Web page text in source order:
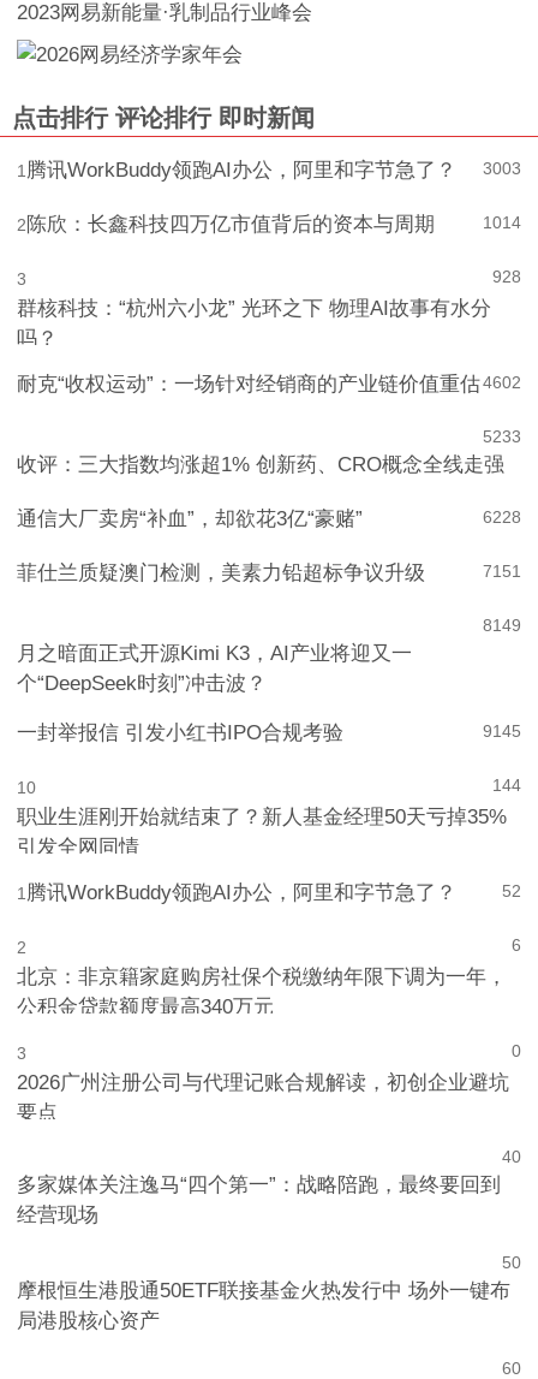
2023网易新能量·乳制品行业峰会
点击排行 评论排行 即时新闻
3003
1 腾讯WorkBuddy领跑AI办公，阿里和字节急了？
1014
2 陈欣：长鑫科技四万亿市值背后的资本与周期
928
3
群核科技：“杭州六小龙” 光环之下 物理AI故事有水分
吗？
602
4
耐克“收权运动”：一场针对经销商的产业链价值重估
233
5
收评：三大指数均涨超1% 创新药、CRO概念全线走强
228
6
通信大厂卖房“补血”，却欲花3亿“豪赌”
151
7
菲仕兰质疑澳门检测，美素力铅超标争议升级
149
8
月之暗面正式开源Kimi K3，AI产业将迎又一
个“DeepSeek时刻”冲击波？
145
9
一封举报信 引发小红书IPO合规考验
144
10
职业生涯刚开始就结束了？新人基金经理50天亏掉35%
引发全网同情
52
1 腾讯WorkBuddy领跑AI办公，阿里和字节急了？
6
2
北京：非京籍家庭购房社保个税缴纳年限下调为一年，
公积金贷款额度最高340万元
0
3
2026广州注册公司与代理记账合规解读，初创企业避坑
要点
0
4
多家媒体关注逸马“四个第一”：战略陪跑，最终要回到
经营现场
0
5
摩根恒生港股通50ETF联接基金火热发行中 场外一键布
局港股核心资产
0
6